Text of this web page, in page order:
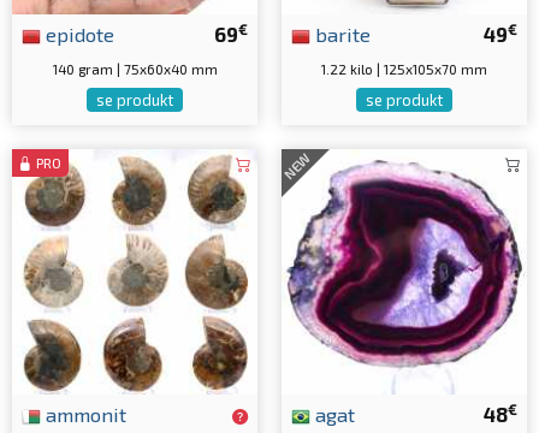
69€
epidote
140 gram | 75x60x40 mm
se produkt
49€
barite
1.22 kilo | 125x105x70 mm
se produkt
PRO
ammonit
NEW
48€
agat